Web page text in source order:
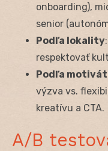
onboarding),
senior
Podľa lokality
respektovať
Podľa
výzva vs.
kreatívu a CTA.
A/B